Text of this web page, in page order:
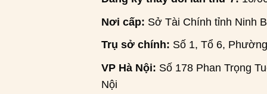
Nơi cấp: Sở Tài Chính tỉnh Ninh
Trụ sở chính: Số 1, Tổ 6,
VP Hà Nội: Số 178 Phan Trọng
Nội